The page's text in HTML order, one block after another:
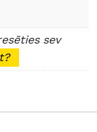
sev